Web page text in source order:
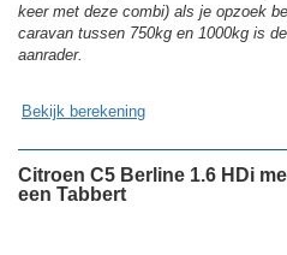
keer met deze combi) als je opzoek
caravan tussen 750kg en 1000kg is
aanrader.
Bekijk berekening
Citroen C5 Berline 1.6 HDi
een Tabbert